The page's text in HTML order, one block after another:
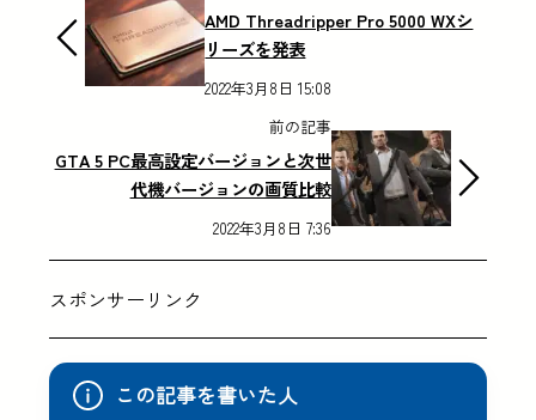
AMD Threadripper Pro 5000 WXシ
リーズを発表
2022年3月8日 15:08
前の記事
GTA 5 PC最高設定バージョンと次世
代機バージョンの画質比較
2022年3月8日 7:36
スポンサーリンク
この記事を書いた人